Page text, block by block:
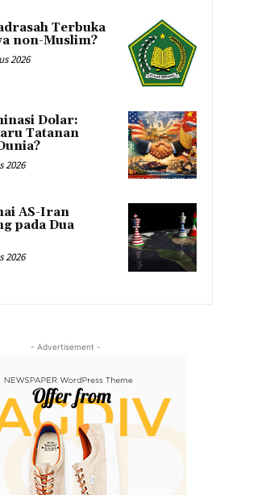
Terbuka
non-Muslim?
2026
Dolar:
Tatanan
2026
AS-Iran
pada Dua
2026
- Advertisement -